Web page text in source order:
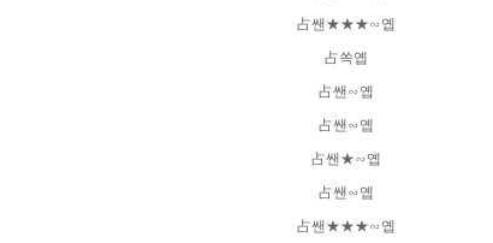
占쌘★★★∽옙
占쏙옙
占쌘∽옙
占쌘∽옙
占쌘★∽옙
占쌘∽옙
占쌘★★★∽옙